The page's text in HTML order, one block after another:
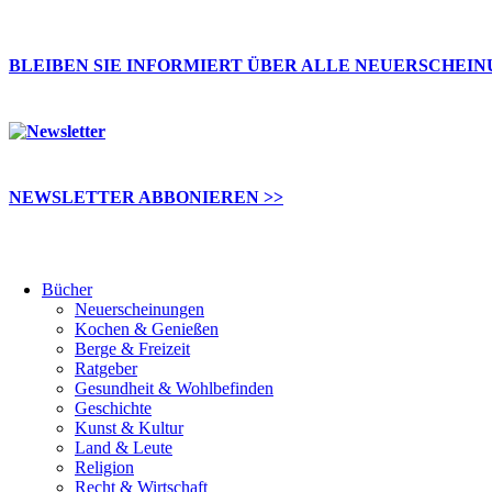
BLEIBEN SIE INFORMIERT ÜBER ALLE
NEWSLETTER ABBONIEREN >>
Bücher
Neuerscheinungen
Kochen & Genießen
Berge & Freizeit
Ratgeber
Gesundheit & Wohlbefinden
Geschichte
Kunst & Kultur
Land & Leute
Religion
Recht & Wirtschaft